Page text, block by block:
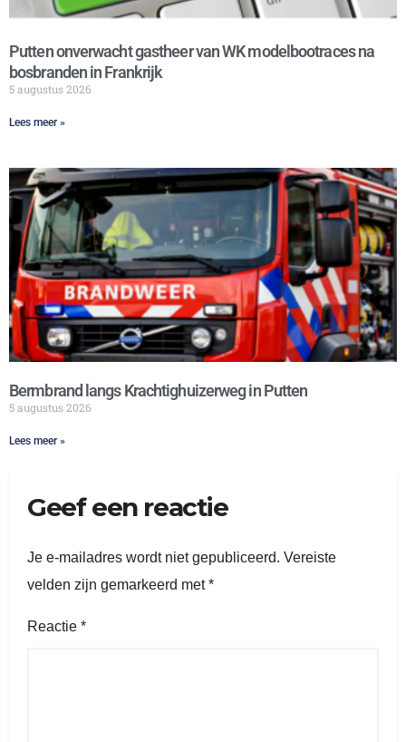
Putten onverwacht gastheer van WK modelbootraces na
bosbranden in Frankrijk
5 augustus 2026
Lees meer »
Bermbrand langs Krachtighuizerweg in Putten
5 augustus 2026
Lees meer »
Geef een reactie
Je e-mailadres wordt niet gepubliceerd. Vereiste
velden zijn gemarkeerd met*
Reactie *